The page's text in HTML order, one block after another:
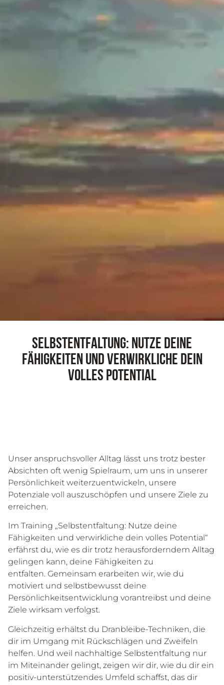
Selbstentfaltung: Nutze deine
Fähigkeiten und verwirkliche dein
volles Potential
Unser anspruchsvoller Alltag lässt uns trotz bester
Absichten oft wenig Spielraum, um uns in unserer
Persönlichkeit weiterzuentwickeln, unsere
Potenziale voll auszuschöpfen und unsere Ziele zu
erreichen.
Im Training „Selbstentfaltung: Nutze deine
Fähigkeiten und verwirkliche dein volles Potential“
erfährst du, wie es dir trotz herausforderndem Alltag
gelingen kann, deine Fähigkeiten zu
entfalten. Gemeinsam erarbeiten wir, wie du
motiviert und selbstbewusst deine
Persönlichkeitsentwicklung vorantreibst und deine
Ziele wirksam verfolgst.
Gleichzeitig erhältst du Dranbleibe-Techniken, die
dir im Umgang mit Rückschlägen und Zweifeln
helfen. Und weil nachhaltige Selbstentfaltung nur
im Miteinander gelingt, zeigen wir dir, wie du dir ein
positiv-unterstützendes Umfeld schaffst, das dir